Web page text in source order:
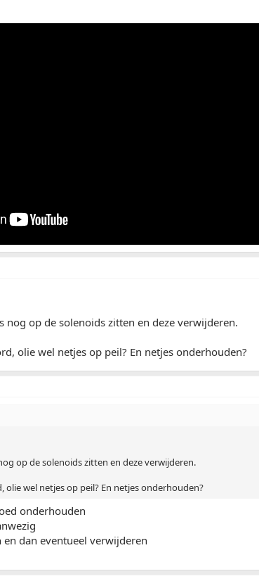
nog op de solenoids zitten en deze verwijderen.
olie wel netjes op peil? En netjes onderhouden?
op de solenoids zitten en deze verwijderen.
olie wel netjes op peil? En netjes onderhouden?
onderhouden
dan eventueel verwijderen